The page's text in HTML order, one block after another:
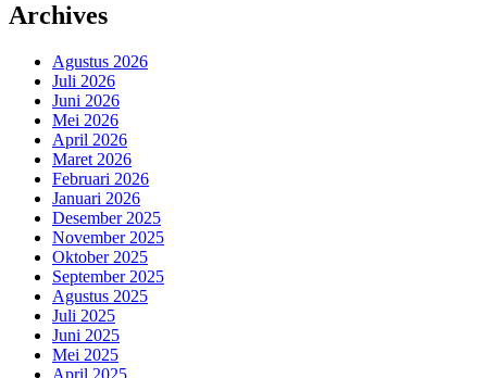
Archives
Agustus 2026
Juli 2026
Juni 2026
Mei 2026
April 2026
Maret 2026
Februari 2026
Januari 2026
Desember 2025
November 2025
Oktober 2025
September 2025
Agustus 2025
Juli 2025
Juni 2025
Mei 2025
April 2025